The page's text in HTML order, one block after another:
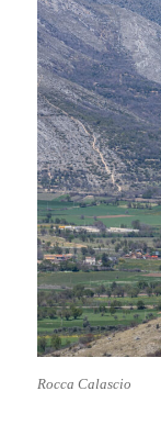
Rocca Calascio